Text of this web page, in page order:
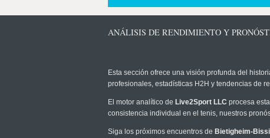
ANÁLISIS DE RENDIMIENTO Y
Esta sección ofrece una visión profunda del
profesionales, estadísticas H2H y tendencias de
El motor analítico de Live2Sport LLC procesa
consistencia individual en el tenis, nuestros
Siga los próximos encuentros de Bietigheim-